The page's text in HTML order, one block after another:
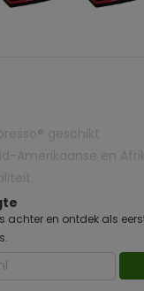
achter en ontdek als